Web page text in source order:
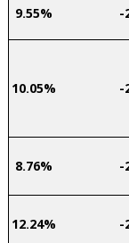
-
9.55%
-
10.05%
-
8.76%
-
12.24%